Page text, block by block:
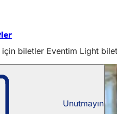
biletler Eventim Light
Unutmayın